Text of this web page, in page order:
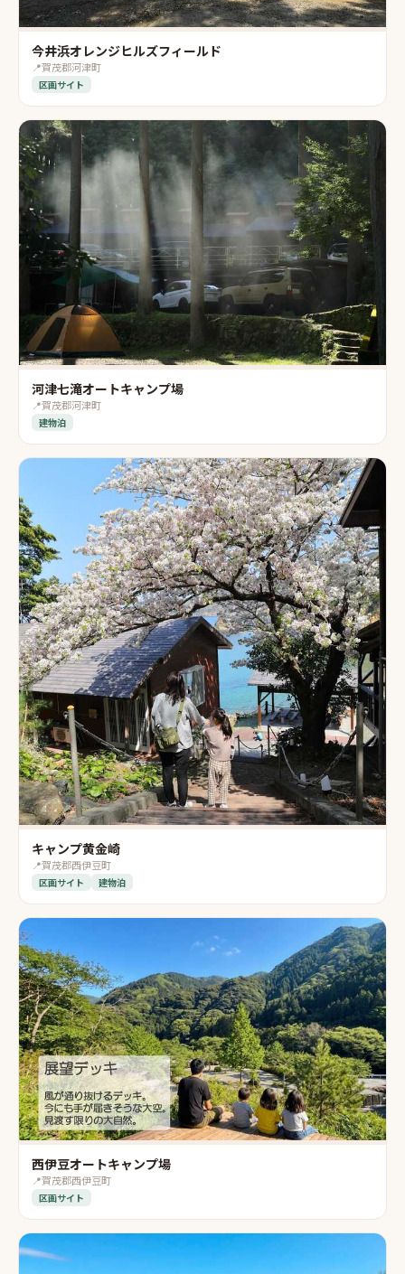
今井浜オレンジヒルズフィールド
📍賀茂郡河津町
区画サイト
河津七滝オートキャンプ場
📍賀茂郡河津町
建物泊
キャンプ黄金崎
📍賀茂郡西伊豆町
区画サイト 建物泊
西伊豆オートキャンプ場
📍賀茂郡西伊豆町
区画サイト